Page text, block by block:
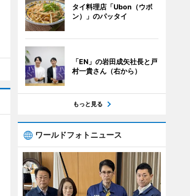
タイ料理店「Ubon（ウボ
ン）」のパッタイ
「EN」の岩田成矢社長と戸
村一貴さん（右から）
もっと見る
ワールドフォトニュース